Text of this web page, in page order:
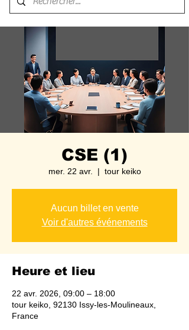
CSE (1)
mer. 22 avr.
  |
tour keiko
Aucun billet en vente
Voir d'autres événements
Heure et lieu
22 avr. 2026, 09:00 – 18:00
tour keiko, 92130 Issy-les-Moulineaux,
France